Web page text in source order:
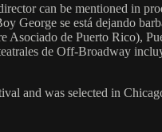
can be mentioned in
George se está dejando
Asociado de Puerto Rico),
de Off-Broadway
and was selected in